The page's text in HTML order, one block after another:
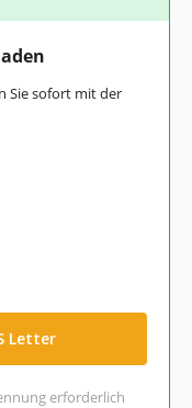
Sie sofort mit der
Letter
erforderlich